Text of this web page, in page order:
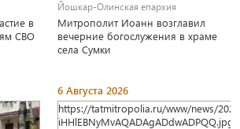
в
СВО
Йошкар-Олинская епархия
Митрополит Иоанн возглавил
вечерние богослужения в храме
села Сумки
6 Августа 2026
https://tatmitropolia.ru/www/news/2026/
iHHlEBNyMvAQADAgADdwADPQQ.jpg